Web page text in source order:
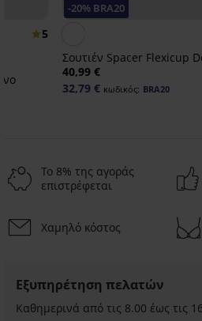
5
-20% BRA20
Σουτιέν Spacer Flexicup
40,99 €
32,79 € κωδικός: BRA20
Το 8% της αγοράς
επιστρέφεται
Χαμηλό κόστος
Εξυπηρέτηση πελατών
Καθημερινά από τις 8.00 έως τις